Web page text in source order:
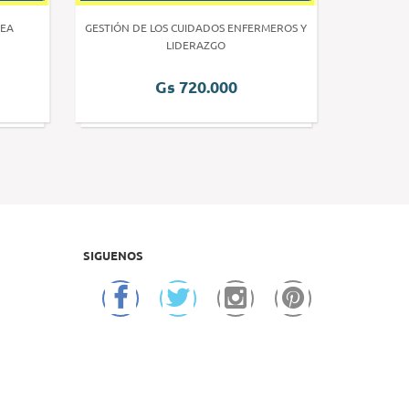
GESTIÓN DE LOS CUIDADOS ENFERMEROS Y
LIDERAZGO
Gs 720.000
SIGUENOS